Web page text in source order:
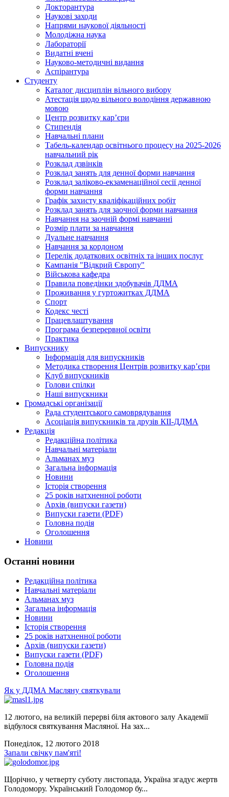
Докторантура
Наукові заходи
Напрями наукової діяльності
Молодіжна наука
Лабораторії
Видатні вчені
Науково-методичні видання
Аспірантура
Студенту
Каталог дисциплін вільного вибору
Атестація щодо вільного володіння державною
мовою
Центр розвитку кар’єри
Стипендія
Навчальні плани
Табель-календар освітнього процесу на 2025-2026
навчальний рік
Розклад дзвінків
Розклад занять для денної форми навчання
Розклад заліково-екзаменаційної сесії денної
форми навчання
Графік захисту кваліфікаційних робіт
Розклад занять для заочної форми навчання
Навчання на заочній формі навчанні
Розмір плати за навчання
Дуальне навчання
Навчання за кордоном
Перелік додаткових освітніх та інших послуг
Кампанія "Відкрий Європу"
Військова кафедра
Правила поведінки здобувачів ДДМА
Проживання у гуртожитках ДДМА
Спорт
Кодекс честі
Працевлаштування
Програма безперервної освіти
Практика
Випускнику
Інформація для випускників
Методика створення Центрів розвитку кар’єри
Клуб випускників
Голови спілки
Наші випускники
Громадські організації
Рада студентського самоврядування
Асоціація випускників та друзів КІІ-ДДМА
Редакція
Редакційна політика
Навчальні матеріали
Альманах муз
Загальна інформація
Новини
Історія створення
25 років натхненної роботи
Архів (випуски газети)
Випуски газети (PDF)
Головна подія
Оголошення
Новини
Останні новини
Редакційна політика
Навчальні матеріали
Альманах муз
Загальна інформація
Новини
Історія створення
25 років натхненної роботи
Архів (випуски газети)
Випуски газети (PDF)
Головна подія
Оголошення
Як у ДДМА Масляну святкували
12 лютого, на великій перерві біля актового залу Академії
відбулося святкування Масляної. На зах...
Понеділок, 12 лютого 2018
Запали свічку пам'яті!
Щорічно, у четверту суботу листопада, Україна згадує жертв
Голодомору. Український Голодомор бу...